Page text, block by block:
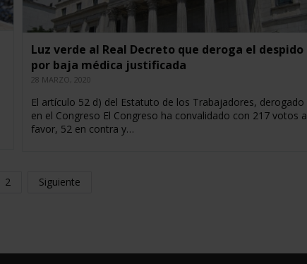
Luz verde al Real Decreto que deroga el despido
por baja médica justificada
28 MARZO, 2020
El artículo 52 d) del Estatuto de los Trabajadores, derogado
en el Congreso El Congreso ha convalidado con 217 votos a
favor, 52 en contra y…
2 Siguiente